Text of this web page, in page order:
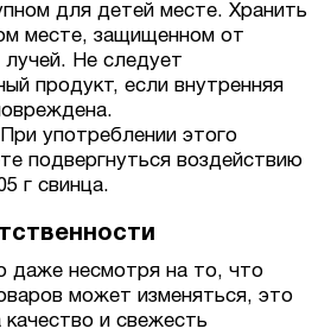
для детей месте. Хранить
месте, защищенном от
Не следует
продукт, если внутренняя
употреблении этого
подвергнуться воздействию
г свинца.
даже несмотря на то, что
может изменяться, это
качество и свежесть